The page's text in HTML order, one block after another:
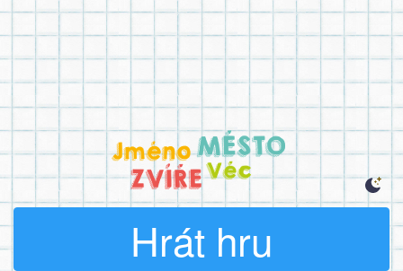
Hrát hru